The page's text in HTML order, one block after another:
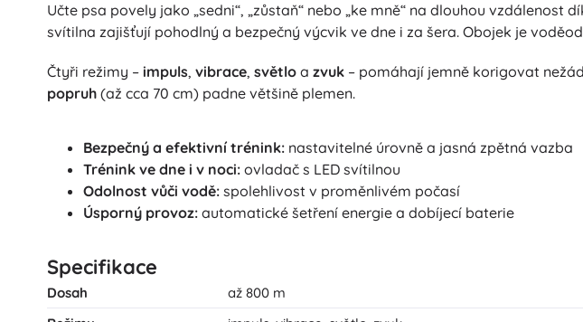
Učte psa povely jako „sedni“, „zůstaň“ nebo „ke mně“ na dlouhou
svítilna zajišťují pohodlný a bezpečný výcvik ve dne i za šera. Obojek je
Čtyři režimy – impuls, vibrace, světlo a zvuk – pomáhají jemně korigovat
popruh (až cca 70 cm) padne většině plemen.
Bezpečný a efektivní trénink: nastavitelné úrovně a jasná zpětná vazba
Trénink ve dne i v noci: ovladač s LED svítilnou
Odolnost vůči vodě: spolehlivost v proměnlivém počasí
Úsporný provoz: automatické šetření energie a dobíjecí baterie
Specifikace
Dosah
až 800 m